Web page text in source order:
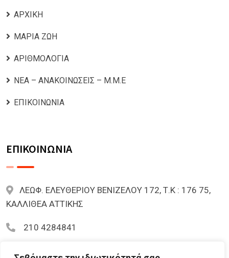
ΑΡΧΙΚΗ
ΜΑΡΙΑ ΖΩΗ
ΑΡΙΘΜΟΛΟΓΙΑ
ΝΕΑ – ΑΝΑΚΟΙΝΩΣΕΙΣ – Μ.Μ.Ε
ΕΠΙΚΟΙΝΩΝΙΑ
ΕΠΙΚΟΙΝΩΝΙΑ
ΛΕΩΦ. ΕΛΕΥΘΕΡΙΟΥ ΒΕΝΙΖΕΛΟΥ 172, Τ.Κ : 176 75,
ΚΑΛΛΙΘΕΑ ΑΤΤΙΚΗΣ
210 4284841
mariazoi.powernumbers@gmail.com